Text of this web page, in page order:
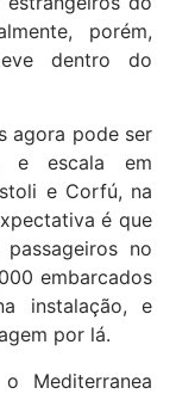
porém,
dentro do
agora pode ser
e escala em
e Corfú, na
é que
no
embarcados
instalação, e
por lá.
Mediterranea